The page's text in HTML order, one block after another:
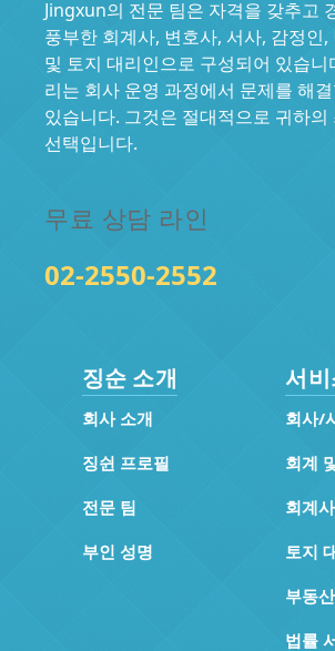
Jingxun의 전문 팀은 자격을 갖추고
풍부한 회계사, 변호사, 서사, 감정인,
및 토지 대리인으로 구성되어 있습니
리는 회사 운영 과정에서 문제를 해
있습니다. 그것은 절대적으로 귀하의
선택입니다.
무료 상담 라인
02-2550-2552
징순 소개
회사 소개
징쉰 프로필
전문 팀
부인 성명
서
회사/
회계
회계
토지
부동
법률